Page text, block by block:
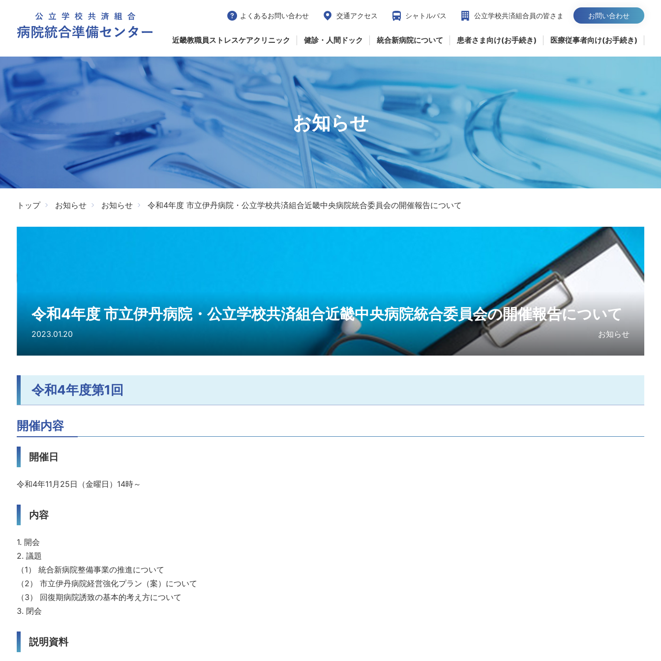
よくあるお問い合わせ 交通アクセス シャトルバス 公立学校共済組合員の皆さま お問い合わせ
近畿教職員ストレスケアクリニック 健診・人間ドック 統合新病院について 患者さま向け(お手続き) 医療従事者向け(お手続き)
お知らせ
トップ お知らせ お知らせ 令和4年度 市立伊丹病院・公立学校共済組合近畿中央病院統合委員会の開催報告について
令和4年度 市立伊丹病院・公立学校共済組合近畿中央病院統合委員会の開催報告について
2023.01.20 お知らせ
令和4年度第1回
開催内容
開催日
令和4年11月25日（金曜日）14時～
内容
1. 開会
2. 議題
（1） 統合新病院整備事業の推進について
（2） 市立伊丹病院経営強化プラン（案）について
（3） 回復期病院誘致の基本的考え方について
3. 閉会
説明資料